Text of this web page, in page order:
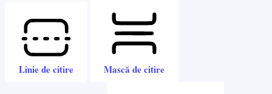
Linie de citire Mască de citire